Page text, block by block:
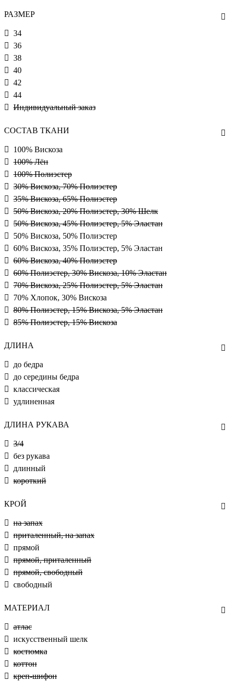
РАЗМЕР
34
36
38
40
42
44
Индивидуальный заказ
СОСТАВ ТКАНИ
100% Вискоза
100% Лён
100% Полиэстер
30% Вискоза, 70% Полиэстер
35% Вискоза, 65% Полиэстер
50% Вискоза, 20% Полиэстер, 30% Шелк
50% Вискоза, 45% Полиэстер, 5% Эластан
50% Вискоза, 50% Полиэстер
60% Вискоза, 35% Полиэстер, 5% Эластан
60% Вискоза, 40% Полиэстер
60% Полиэстер, 30% Вискоза, 10% Эластан
70% Вискоза, 25% Полиэстер, 5% Эластан
70% Хлопок, 30% Вискоза
80% Полиэстер, 15% Вискоза, 5% Эластан
85% Полиэстер, 15% Вискоза
ДЛИНА
до бедра
до середины бедра
классическая
удлиненная
ДЛИНА РУКАВА
3/4
без рукава
длинный
короткий
КРОЙ
на запах
приталенный, на запах
прямой
прямой, приталенный
прямой, свободный
свободный
МАТЕРИАЛ
атлас
искусственный шелк
костюмка
коттон
креп-шифон